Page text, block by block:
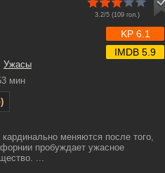
3.2/5 (109гол.)
Ужасы
мин
KP 6.1
IMDB 5.9
меняются после того,
пробуждает ужасное
...